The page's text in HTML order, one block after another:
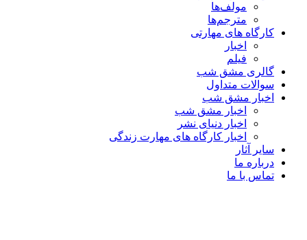
مولف‌ها
مترجم‌ها
کارگاه های مهارتی
اخبار
فیلم
گالری مشق شب
سوالات متداول
اخبار مشق شب
اخبار مشق شب
اخبار دنیای نشر
اخبار کارگاه های مهارت زندگی
سایر آثار
درباره ما
تماس با ما